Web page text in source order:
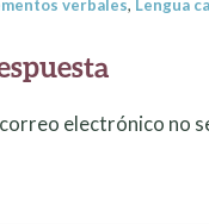
verbales, Lengua
electrónico no